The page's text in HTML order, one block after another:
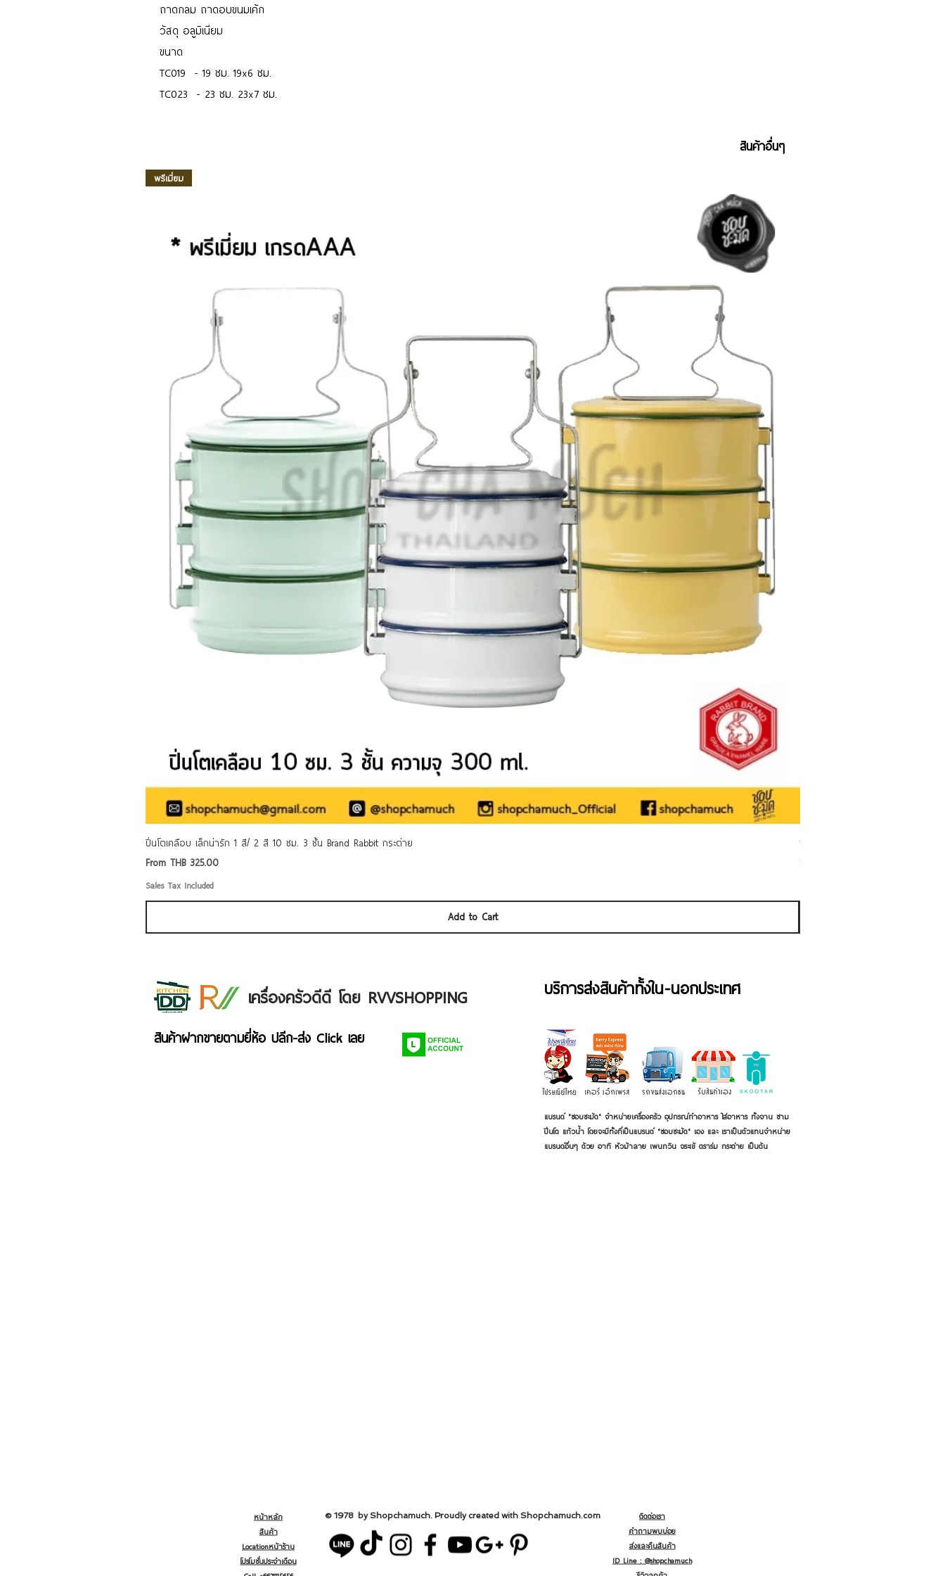
ถาดกลม ถาดอบขนมเค้ก
วัสดุ อลูมิเนียม
ขนาด
TC019 - 19 ซม. 19x6 ซม.
TC023 - 23 ซม. 23x7 ซม.
สินค้าอื่นๆ
พรีเมี่ยม
ปิ่นโตเคลือบ เล็กน่ารัก 1 สี/ 2 สี 10 ซม. 3 ชั้น Brand Rabbit กระต่าย
From THB 325.00
Sale Price
Sales Tax Included
Add to Cart
ชามเคลือบ Enamel Food grade ล
เครื่องครัวดีดี โดย RVVSHOPPING
สินค้าฝากขายตามยี่ห้อ ปลีก-ส่ง Click เลย
บริการส่งสินค้าทั้งใน-นอกประเทศ
แบรนด์ "ชอบชะมัด" จำหน่ายเครื่องครัว อุปกรณ์ทำอาหาร ใส่อาหาร ทั้งจาน ชาม
ปิ่นโต แก้วน้ำ โดยจะมีทั้งที่เป็นแบรนด์ "ชอบชะมัด" เอง และ เราเป็นตัวแทนจำหน่าย
แบรนด์อื่นๆ ด้วย อาทิ หัวม้าลาย เพนกวิน จระเข้ ตราร่ม กระต่าย เป็นต้น
หน้าหลัก
สินค้า
Locationหน้าร้าน
โปรโมชั่นประจำเดือน
ติดต่อเรา
คำถามพบบ่อย
ส่งและคืนสินค้า
ID Line : @shopchamuch
© 1978 by Shopchamuch. Proudly created with Shopchamuch.com